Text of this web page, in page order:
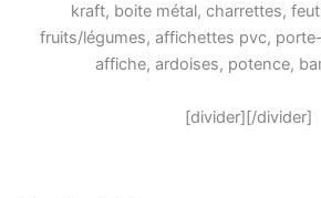
kraft, boite métal, charrettes,
fruits/légumes, affichettes pvc,
affiche, ardoises, potence,
[divider][/divider]